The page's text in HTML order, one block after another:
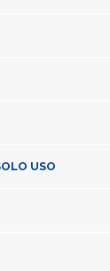
USO